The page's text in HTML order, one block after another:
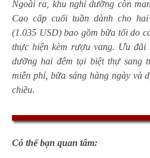
Ngoài ra, khu nghỉ dưỡng còn
Cao cấp cuối tuần dành cho
(1.035 USD) bao gồm bữa tối do
thực hiện kèm rượu vang. Ưu đãi
dưỡng hai đêm tại biệt thự sang
miễn phí, bữa sáng hàng ngày và
chiều.
Có thể bạn quan tâm: